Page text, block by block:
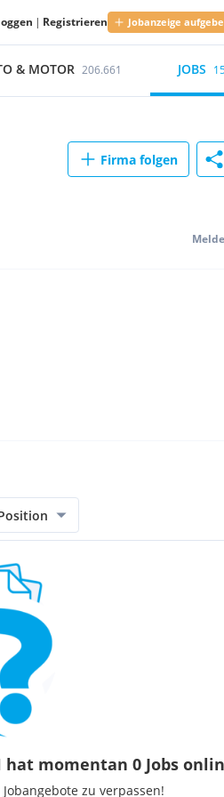
| Registrieren Jobanzeige
& MOTOR 206.661 JOBS
Firma folgen
hat momentan 0 Jobs
zu verpassen!